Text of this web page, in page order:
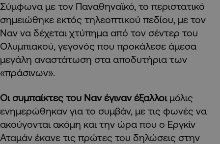
Σύμφωνα με τον Παναθηναϊκό, το περιστατικό
σημειώθηκε εκτός τηλεοπτικού πεδίου, με τον
Ναν να δέχεται χτύπημα από τον σέντερ του
Ολυμπιακού, γεγονός που προκάλεσε άμεσα
μεγάλη αναστάτωση στα αποδυτήρια των
«πράσινων».
Οι συμπαίκτες του Ναν έγιναν έξαλλοιμόλις
ενημερώθηκαν για το συμβάν, με τις φωνές να
ακούγονται ακόμη και την ώρα που ο Εργκίν
Αταμάν έκανε τις πρώτες του δηλώσεις στην